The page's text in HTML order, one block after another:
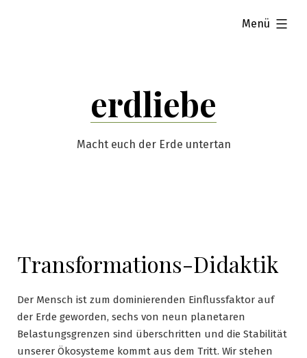
erdliebe
Macht euch der Erde untertan
Menü
aufgeklappt
Transformations-Didaktik
Der Mensch ist zum dominierenden Einflussfaktor auf
der Erde geworden, sechs von neun planetaren
Belastungsgrenzen sind überschritten und die Stabilität
unserer Ökosysteme kommt aus dem Tritt. Wir stehen